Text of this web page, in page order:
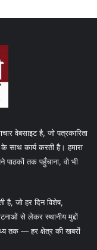
वेबसाइट है, जो पत्रकारिता
के साथ कार्य करती है। हमारा
पाठकों तक पहुँचाना, वो भी
जो हर दिन विशेष,
से लेकर स्थानीय मुद्दों
तक — हर क्षेत्र की खबरों